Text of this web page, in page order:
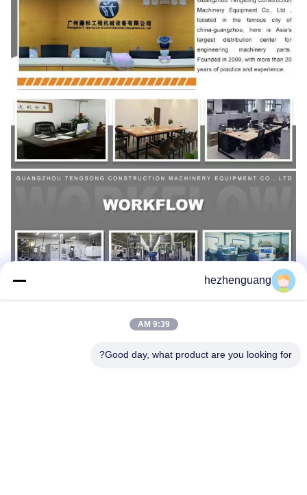
hezhenguang
9:39 AM
Good day, what product are you looking for?